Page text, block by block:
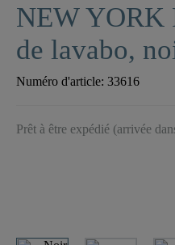
NEW YORK
de lavabo,
Numéro d'article: 33616
Prêt à être expédié (arrivée